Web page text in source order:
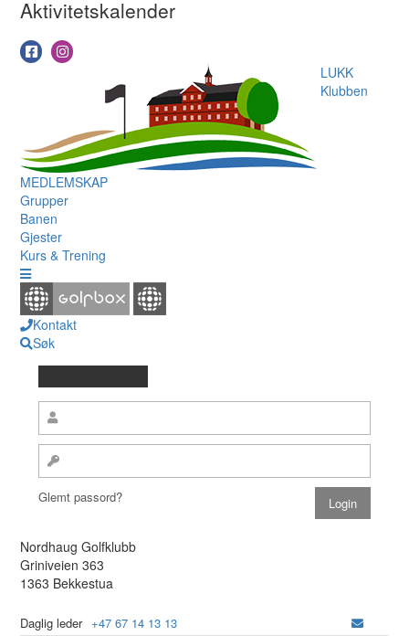
Aktivitetskalender
LUKK
Klubben
MEDLEMSKAP
Grupper
Banen
Gjester
Kurs & Trening
Kontakt
Søk
Glemt passord?
Nordhaug Golfklubb
Griniveien 363
1363 Bekkestua
Daglig leder +47 67 14 13 13